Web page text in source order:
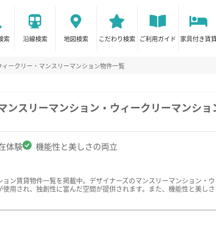
索 沿線検索 地図検索 こだわり検索 ご利用ガイド 家具付き賃
ィークリー・マンスリーマンション物件一覧
ンスリーマンション・ウィークリーマンショ
体験 機能性と美しさの両立
ン賃貸物件一覧を掲載中。デザイナーズのマンスリーマンション・
用され、独創性に富んだ空間が提供されます。また、機能性と美し